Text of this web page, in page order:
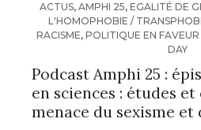
ACTUS, AMPHI 25, EGALITÉ DE
L'HOMOPHOBIE /
RACISME,POLITIQUE EN
DAY
Podcast Amphi 25 :
en sciences : études
menace du sexisme et